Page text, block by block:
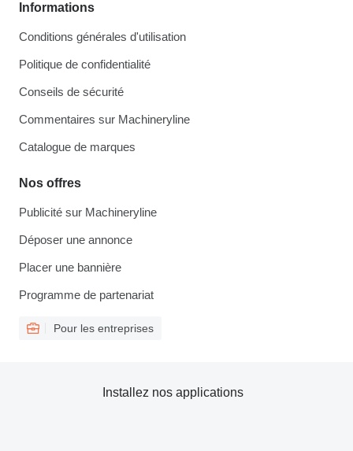
Informations
Conditions générales d'utilisation
Politique de confidentialité
Conseils de sécurité
Commentaires sur Machineryline
Catalogue de marques
Nos offres
Publicité sur Machineryline
Déposer une annonce
Placer une bannière
Programme de partenariat
Pour les entreprises
Installez nos applications